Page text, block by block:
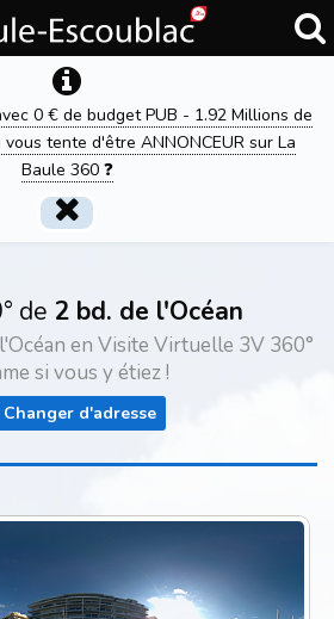
0 € de budget PUB - 1.92 Millions de
tente d'être ANNONCEUR sur La
Baule 360 ❓
de 2 bd. de l'Océan
en Visite Virtuelle 3V 360°
si vous y étiez !
Changer d'adresse